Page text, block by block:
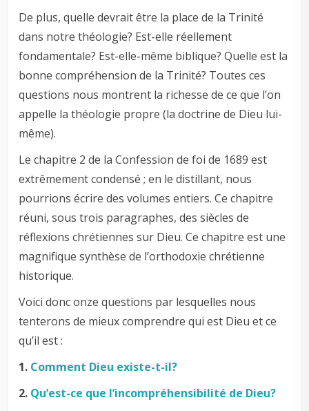
De plus, quelle devrait être la place de la Trinité
dans notre théologie? Est-elle réellement
fondamentale? Est-elle-même biblique? Quelle est la
bonne compréhension de la Trinité? Toutes ces
questions nous montrent la richesse de ce que l’on
appelle la théologie propre (la doctrine de Dieu lui-
même).
Le chapitre 2 de la Confession de foi de 1689 est
extrêmement condensé ; en le distillant, nous
pourrions écrire des volumes entiers. Ce chapitre
réuni, sous trois paragraphes, des siècles de
réflexions chrétiennes sur Dieu. Ce chapitre est une
magnifique synthèse de l’orthodoxie chrétienne
historique.
Voici donc onze questions par lesquelles nous
tenterons de mieux comprendre qui est Dieu et ce
qu’il est :
1. Comment Dieu existe-t-il?
2. Qu’est-ce que l’incompréhensibilité de Dieu?